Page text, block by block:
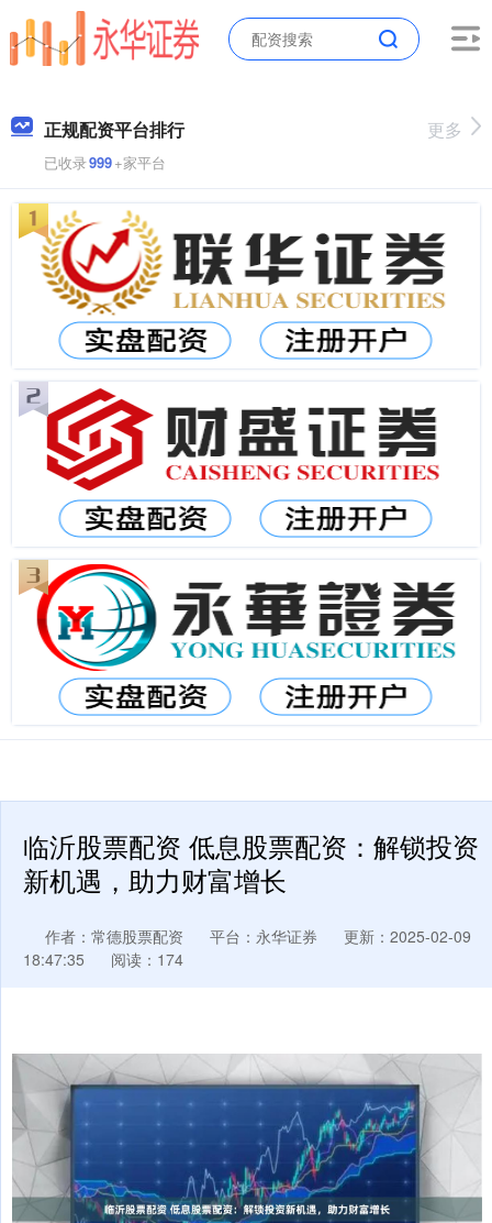
正规配资平台排行
已收录999+家平台
更多
临沂股票配资 低息股票配资：解锁投资
新机遇，助力财富增长
作者：常德股票配资 平台：永华证券
更新：2025-02-09
18:47:35
阅读：174